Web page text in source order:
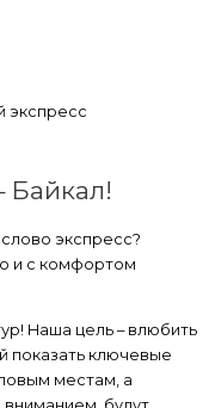
экспресс
Байкал!
экспресс?
и с комфортом
Наша цель – влюбить
показать ключевые
местам, а